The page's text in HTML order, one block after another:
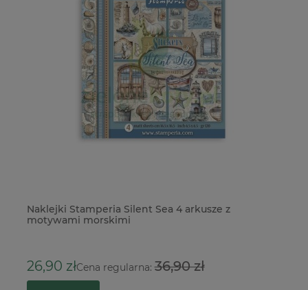
Naklejki Stamperia Silent Sea 4 arkusze z
motywami morskimi
26,90 złCena regularna:36,90 zł